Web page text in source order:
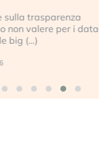
sulla trasparenza
non valere per i data
big (…)